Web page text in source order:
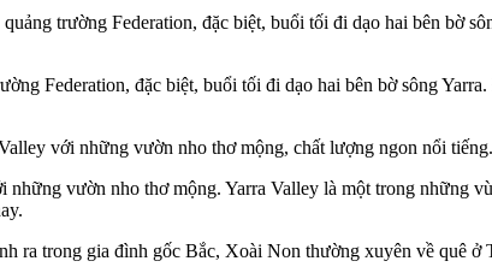
Federation, đặc biệt, buổi tối đi dạo hai bên bờ sông
vườn nho thơ mộng. Yarra Valley là một trong những